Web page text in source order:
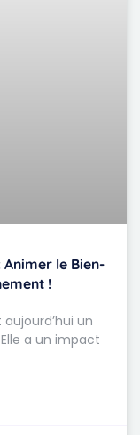
le Bien-
!
un
a un impact